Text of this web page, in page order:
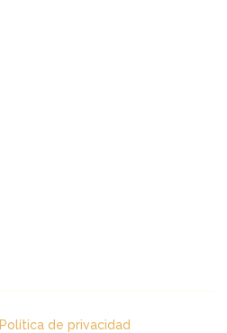
Política de privacidad